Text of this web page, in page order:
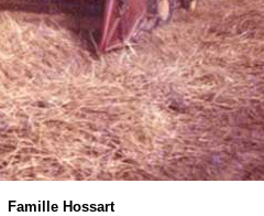
Famille Hossart